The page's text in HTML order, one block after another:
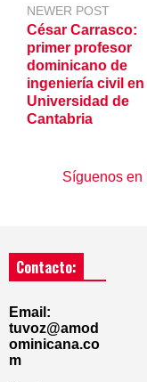
NEWER POST
César Carrasco:
primer profesor
dominicano de
ingeniería civil en
Universidad de
Cantabria
Síguenos en
Contacto:
Email:
tuvoz@amod
ominicana.co
m